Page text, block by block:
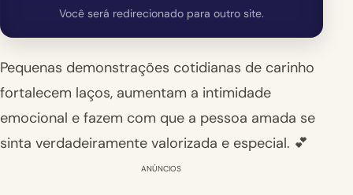
Você será redirecionado para outro site.
Pequenas demonstrações cotidianas de carinho
fortalecem laços, aumentam a intimidade
emocional e fazem com que a pessoa amada se
sinta verdadeiramente valorizada e especial. 💕
ANÚNCIOS